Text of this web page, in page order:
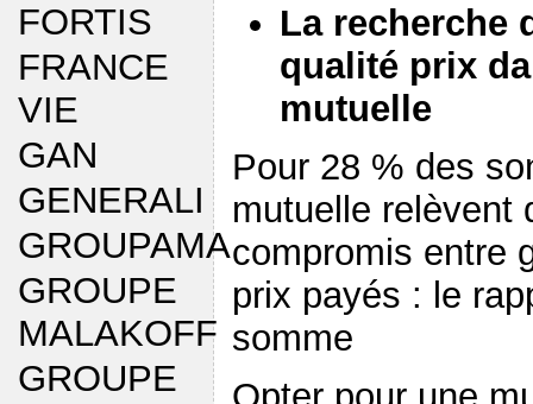
FORTIS
FRANCE
VIE
GAN
GENERALI
GROUPAMA
GROUPE
MALAKOFF
GROUPE
La recherche
qualité prix
mutuelle
Pour 28 % des
mutuelle relèvent
compromis entre
prix payés : le
somme